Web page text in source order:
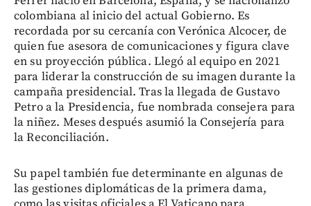
colombiana al inicio del actual Gobierno. Es
recordada por su cercanía con Verónica Alcocer, de
quien fue asesora de comunicaciones y figura clave
en su proyección pública. Llegó al equipo en 2021
para liderar la construcción de su imagen durante la
campaña presidencial. Tras la llegada de Gustavo
Petro a la Presidencia, fue nombrada consejera para
la niñez. Meses después asumió la Consejería para
la Reconciliación.
Su papel también fue determinante en algunas de
las gestiones diplomáticas de la primera dama,